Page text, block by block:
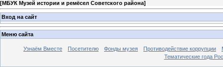
[МБУК Музей истории и ремёсел Советского района]
Вход на сайт
Меню сайта
Узнаём Вместе Посетителю Фонды музея Противодействие коррупции
Тематические года